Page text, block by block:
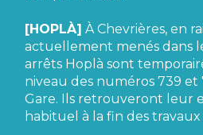
[HOPLÀ] À Chevrières, en
actuellement menés dans
arrêts Hoplà sont
niveau des numéros 739 et
Gare. Ils retrouveront leur
habituel à la fin des travaux